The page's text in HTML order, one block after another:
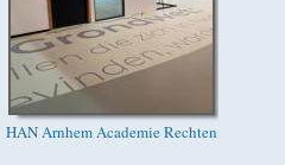
HAN Arnhem Academie Rechten